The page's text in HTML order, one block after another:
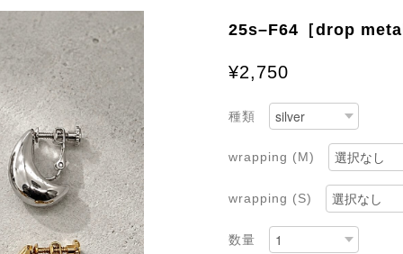
25s–F64［drop
¥2,750
種類
wrapping (M)
wrapping (S)
数量